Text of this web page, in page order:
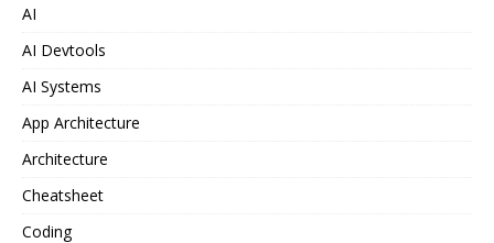
AI
AI Devtools
AI Systems
App Architecture
Architecture
Cheatsheet
Coding